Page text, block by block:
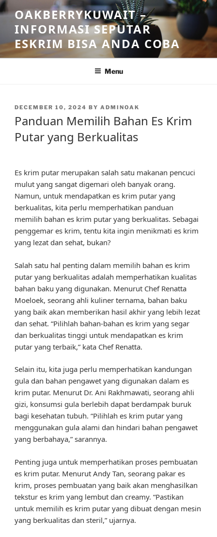
Skip
to
content
OAKBERRYKUWAIT –
INFORMASI SEPUTAR
ESKRIM BISA ANDA COBA
Menu
POSTED
DECEMBER 10, 2024 BY ADMINOAK
Panduan Memilih Bahan Es Krim
Putar yang Berkualitas
Es krim putar merupakan salah satu makanan pencuci
mulut yang sangat digemari oleh banyak orang.
Namun, untuk mendapatkan es krim putar yang
berkualitas, kita perlu memperhatikan panduan
memilih bahan es krim putar yang berkualitas. Sebagai
penggemar es krim, tentu kita ingin menikmati es krim
yang lezat dan sehat, bukan?
Salah satu hal penting dalam memilih bahan es krim
putar yang berkualitas adalah memperhatikan kualitas
bahan baku yang digunakan. Menurut Chef Renatta
Moeloek, seorang ahli kuliner ternama, bahan baku
yang baik akan memberikan hasil akhir yang lebih lezat
dan sehat. “Pilihlah bahan-bahan es krim yang segar
dan berkualitas tinggi untuk mendapatkan es krim
putar yang terbaik,” kata Chef Renatta.
Selain itu, kita juga perlu memperhatikan kandungan
gula dan bahan pengawet yang digunakan dalam es
krim putar. Menurut Dr. Ani Rakhmawati, seorang ahli
gizi, konsumsi gula berlebih dapat berdampak buruk
bagi kesehatan tubuh. “Pilihlah es krim putar yang
menggunakan gula alami dan hindari bahan pengawet
yang berbahaya,” sarannya.
Penting juga untuk memperhatikan proses pembuatan
es krim putar. Menurut Andy Tan, seorang pakar es
krim, proses pembuatan yang baik akan menghasilkan
tekstur es krim yang lembut dan creamy. “Pastikan
untuk memilih es krim putar yang dibuat dengan mesin
yang berkualitas dan steril,” ujarnya.